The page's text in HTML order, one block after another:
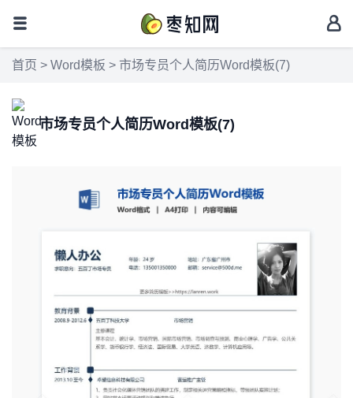
首页 > Word模板 > 市场专员个人简历Word模板(7)
市场专员个人简历Word模板(7)